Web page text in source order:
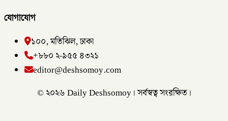
যোগাযোগ
১০০, মতিঝিল, ঢাকা
+৮৮০ ২-৯৫৫ ৪৩২১
editor@deshsomoy.com
© ২০২৬ Daily Deshsomoy। সর্বস্বত্ব সংরক্ষিত।